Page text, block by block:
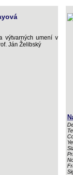
výtvarných umení v
Ján Želibský